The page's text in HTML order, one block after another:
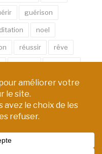
guérison
noel
réussir rêve
succès thérapie
équilibre
FRT